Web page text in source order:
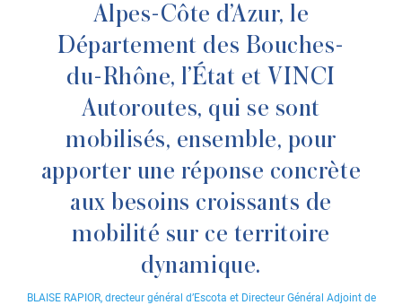
Alpes-Côte d’Azur, le
Département des Bouches-
du-Rhône, l’État et VINCI
Autoroutes, qui se sont
mobilisés, ensemble, pour
apporter une réponse concrète
aux besoins croissants de
mobilité sur ce territoire
dynamique.
BLAISE RAPIOR, drecteur général d’Escota et Directeur Général Adjoint de